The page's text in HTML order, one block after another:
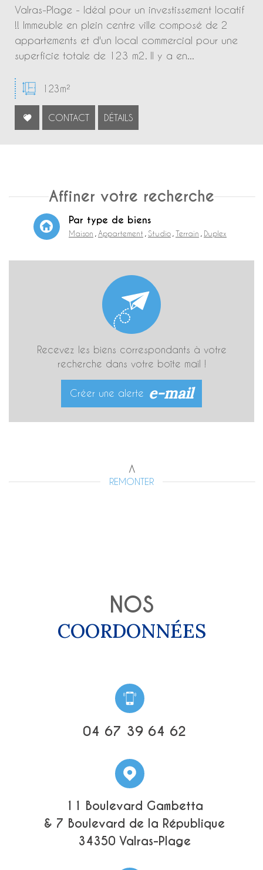
Valras-Plage - Idéal pour un investissement locatif
!! Immeuble en plein centre ville composé de 2
appartements et d'un local commercial pour une
superficie totale de 123 m2. Il y a en...
123m²
CONTACT DÉTAILS
Affiner votre recherche
Par type de biens
Maison Appartement Studio Terrain Duplex
Recevez les biens correspondants à votre
recherche dans votre boîte mail !
Créer une alerte e-mail
REMONTER
NOS
COORDONNÉES
04 67 39 64 62
11 Boulevard Gambetta
& 7 Boulevard de la République
34350 Valras-Plage